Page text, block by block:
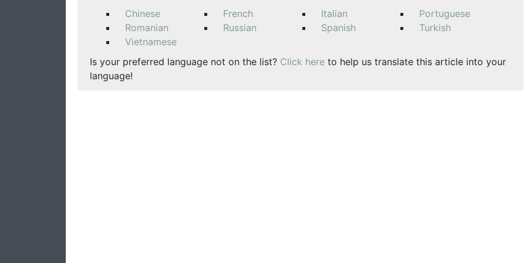
Chinese French Italian
Portuguese
Romanian
Russian Spanish
Turkish
Vietnamese
Is your preferred language not on the list? Click here to help us translate this article into your
language!